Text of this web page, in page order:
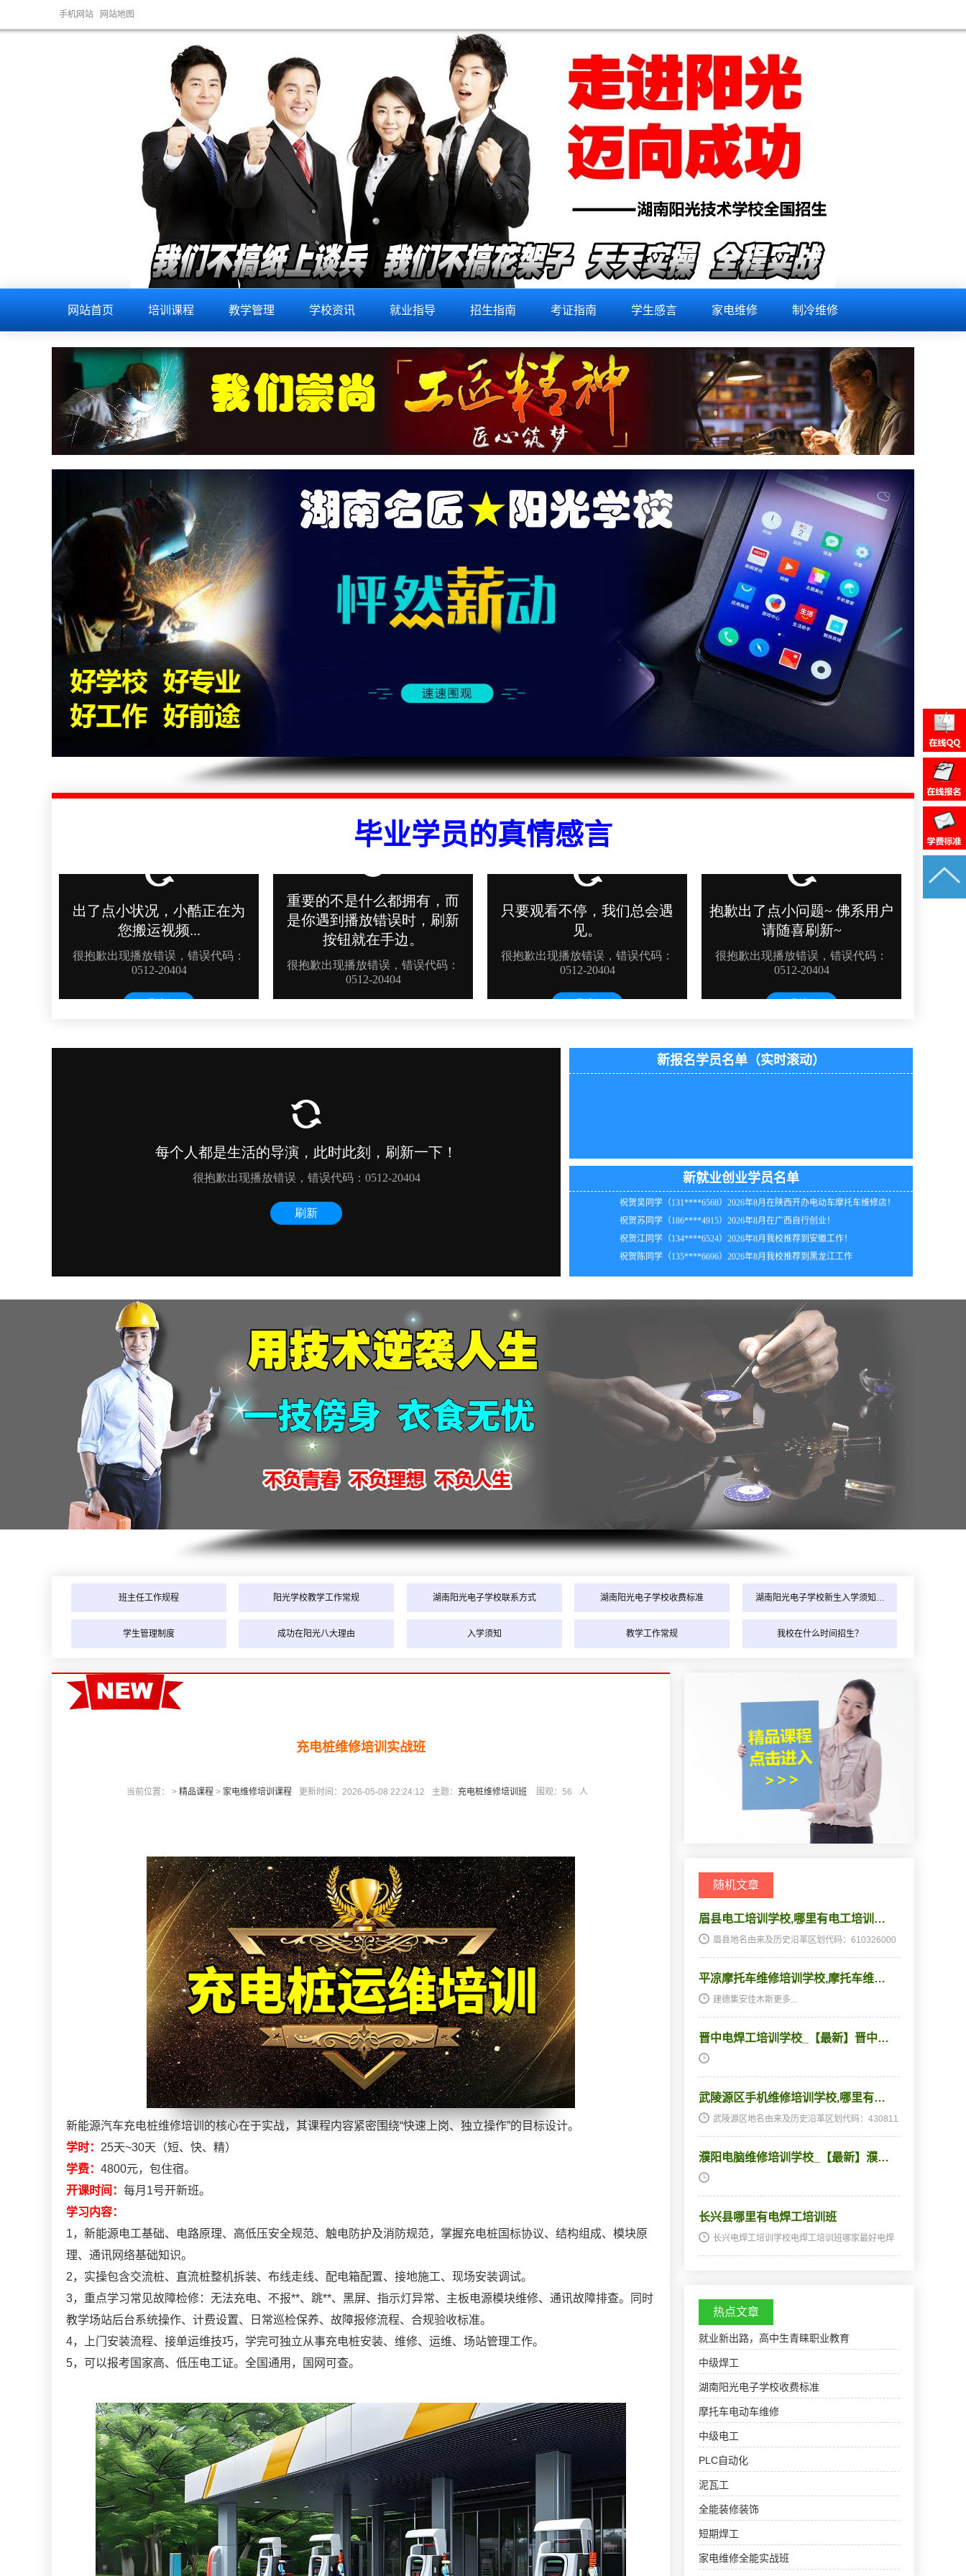
充电桩维修培训，充电桩维修培训学校
手机网站 网站地图
网站首页 培训课程 教学管理 学校资讯 就业指导 招生指南 考证指南 学生感言 家电维修 制冷维修
毕业学员的真情感言
新报名学员名单（实时滚动）
2026年8月_山西_王同学（139****8376）报:【全能家电维修班】
2026年8月_河南_苏同学（134****9037）报: 【空调制冷维修班】
2026年8月_湖南_林同学（135****1572）报:【家电清洗实战班】
2026年8月_江苏_代同学（182****6193）报:【家电维修实战班】
2026年8月_广西_韩同学（135****6592）报:【家电清洗实战班】
2026年8月_上海_周同学（133****6198）报:【家电维修实战班】
2026年8月_陕西_谭同学（130****5135）报:【空调制冷维修班】
【空调制冷维修班】
2026年8月_贵州_韩同学（133****9642）报:【家电维修实战班】
2026年8月_广东_王同学（155****0696）报:【电动工具维修班】
新就业创业学员名单
祝贺张同学（138****1118）2026年8月我校推荐到山西工作！
祝贺吴同学（131****6568）2026年8月在陕西开办电动车摩托车维修店！
祝贺苏同学（186****4915）2026年8月在广西自行创业！
祝贺江同学（134****6524）2026年8月我校推荐到安徽工作！
祝贺陈同学（135****6696）2026年8月我校推荐到黑龙江工作
班主任工作规程 阳光学校教学工作常规 湖南阳光电子学校联系方式 湖南阳光电子学校收费标准 湖南阳光电子学校新生入学须知…
学生管理制度 成功在阳光八大理由 入学须知 教学工作常规 我校在什么时间招生？
充电桩维修培训实战班
当前位置： > 精品课程 > 家电维修培训课程 更新时间：2026-05-08 22:24:12 主题： 充电桩维修培训班 围观： 56 人
新能源汽车充电桩维修培训的核心在于实战，其课程内容紧密围绕“快速上岗、独立操作”的目标设计。
学时： 25天~30天（短、快、精）
学费： 4800元，包住宿。
开课时间： 每月1号开新班。
学习内容：
1，新能源电工基础、电路原理、高低压安全规范、触电防护及消防规范，掌握充电桩国标协议、结构组成、模块原
理、通讯网络基础知识。
2，实操包含交流桩、直流桩整机拆装、布线走线、配电箱配置、接地施工、现场安装调试。
3，重点学习常见故障检修：无法充电、不报**、跳**、黑屏、指示灯异常、主板电源模块维修、通讯故障排查。同时
教学场站后台系统操作、计费设置、日常巡检保养、故障报修流程、合规验收标准。
4，上门安装流程、接单运维技巧，学完可独立从事充电桩安装、维修、运维、场站管理工作。
5，可以报考国家高、低压电工证。全国通用，国网可查。
随机文章
眉县电工培训学校,哪里有电工培训…
眉县地名由来及历史沿革区划代码：610326000
为名。故治在今县东15里。北魏改为平阳县，
平凉摩托车维修培训学校,摩托车维…
建德集安佳木斯更多...
晋中电焊工培训学校_【最新】晋中…
武陵源区手机维修培训学校,哪里有…
武陵源区地名由来及历史沿革区划代码：430811
发，为适应旅游事业发展需要，1988年大庸市升
濮阳电脑维修培训学校_【最新】濮…
长兴县哪里有电焊工培训班
长兴电焊工培训学校电焊工培训班哪家最好电焊
热点文章
就业新出路，高中生青睐职业教育
中级焊工
湖南阳光电子学校收费标准
摩托车电动车维修
中级电工
PLC自动化
泥瓦工
全能装修装饰
短期焊工
家电维修全能实战班